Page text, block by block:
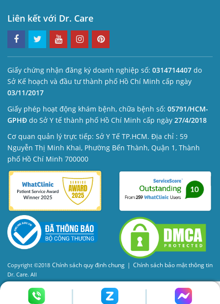
Liên kết với Dr. Care
Giấy chứng nhận đăng ký doanh nghiệp số: 0314714407 do
Sở Kế hoạch và đầu tư thành phố Hồ Chí Minh cấp ngày
03/11/2017
Giấy phép hoạt động khám bệnh, chữa bệnh số: 05791/HCM-
GPHĐ do Sở Y tế thành phố Hồ Chí Minh cấp ngày 27/4/2018
Cơ quan quản lý trực tiếp: Sở Y Tế TP.HCM. Địa chỉ : 59
Nguyễn Thị Minh Khai, Phường Bến Thành, Quận 1, Thành
phố Hồ Chí Minh 700000
Chính sách quy định chung | Chính sách bảo mật thông tin
Copyright ©2018
Dr. Care. All
Rights Reserved